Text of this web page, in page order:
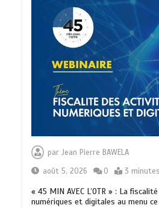
parJean Pierre BAWELA
août 5, 2026
0 3 minutes
« 45 MIN AVEC L’OTR » : La
numériques et digitales au menu
Feuille de route
5